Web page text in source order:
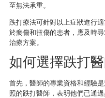
至無法承重。
跌打療法可針對以上症狀進行
於瘀傷和扭傷的患者，應及時
治療方案。
如何選擇跌打
首先，醫師的專業資格和經驗
照的跌打醫師，表明他們已通